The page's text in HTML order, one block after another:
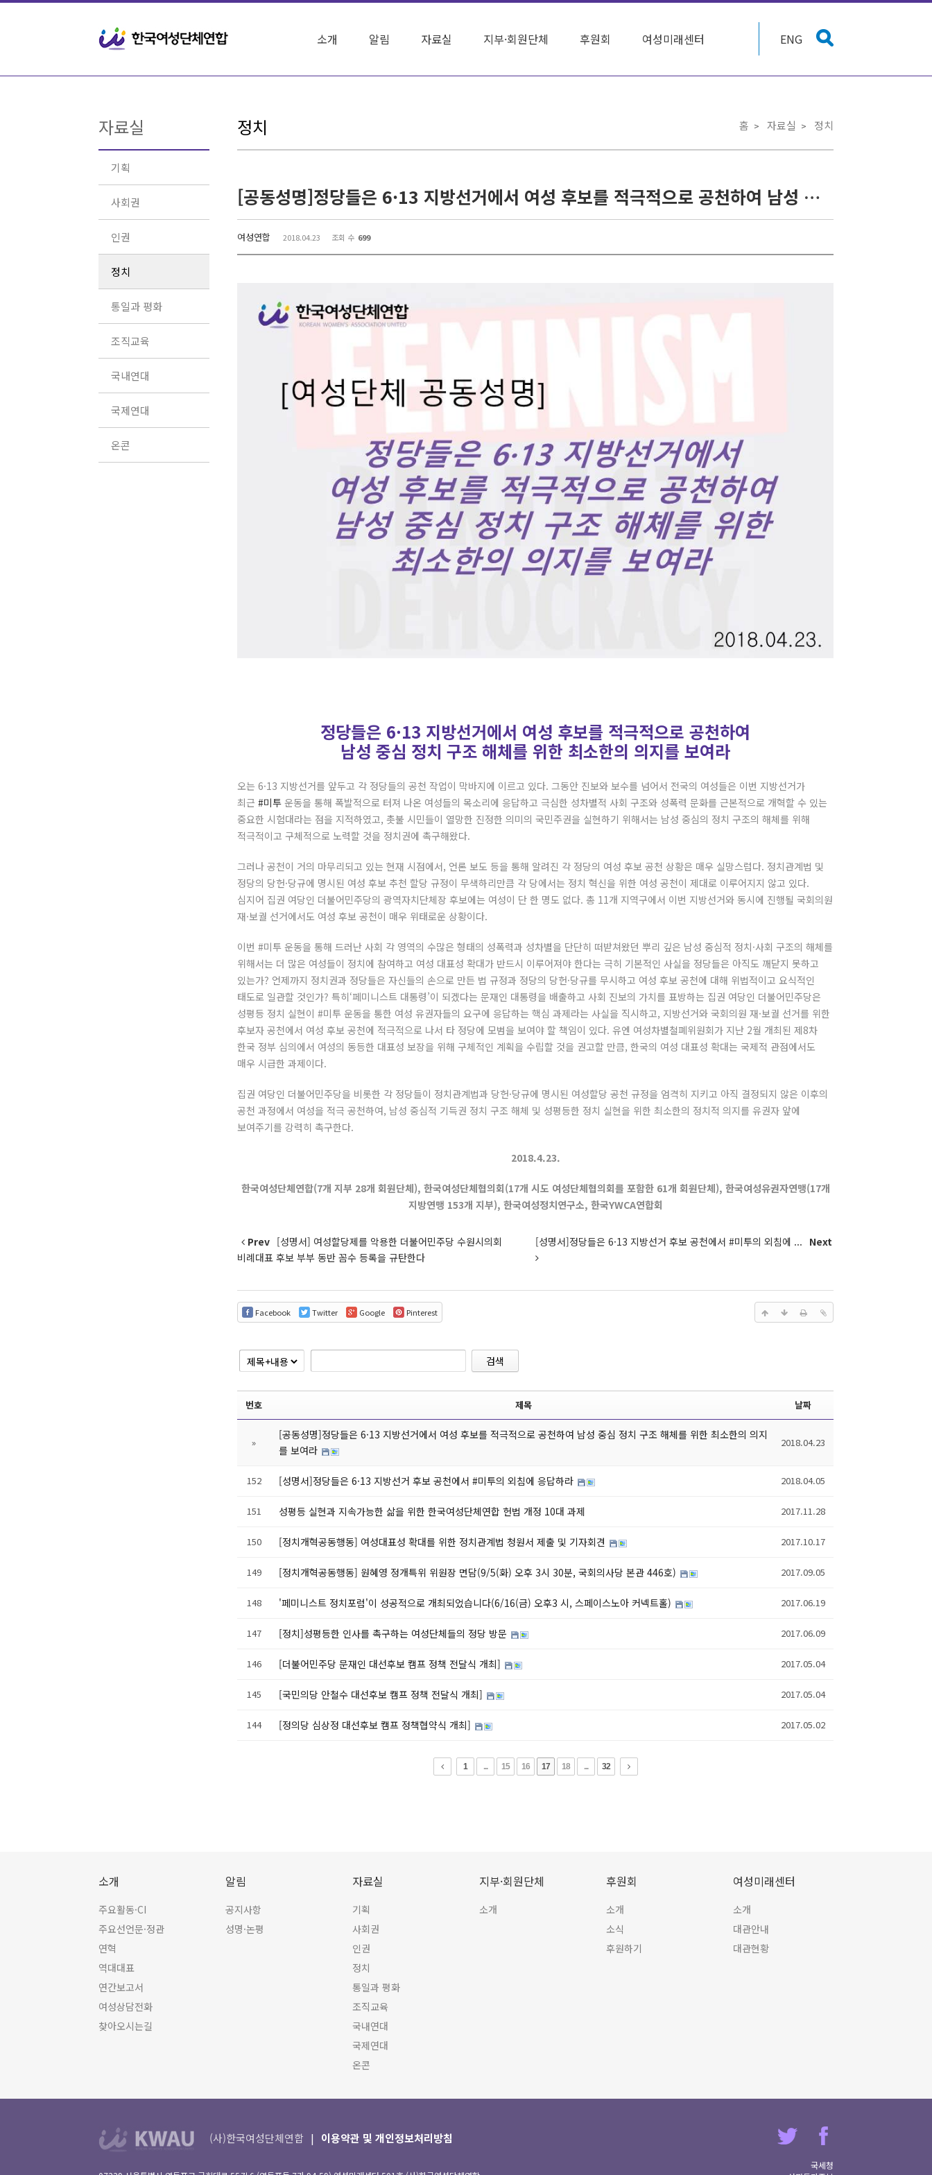
소개 알림 자료실 지부·회원단체 후원회 여성미래센터 ENG
자료실
기획
사회권
인권
정치
통일과 평화
조직교육
국내연대
국제연대
온콘
정치 홈 자료실 정치
[공동성명]정당들은 6·13 지방선거에서 여성 후보를 적극적으로 공천하여 남성 중심 정치 구조 해체를 위한 최소한의 의지를 보여라
여성연합 2018.04.23 조회 수 699
정당들은 6·13 지방선거에서 여성 후보를 적극적으로 공천하여
남성 중심 정치 구조 해체를 위한 최소한의 의지를 보여라
오는 6·13 지방선거를 앞두고 각 정당들의 공천 작업이 막바지에 이르고 있다. 그동안 진보와 보수를 넘어서 전국의 여성들은 이번 지방선거가
최근 #미투 운동을 통해 폭발적으로 터져 나온 여성들의 목소리에 응답하고 극심한 성차별적 사회 구조와 성폭력 문화를 근본적으로 개혁할 수 있는
중요한 시험대라는 점을 지적하였고, 촛불 시민들이 열망한 진정한 의미의 국민주권을 실현하기 위해서는 남성 중심의 정치 구조의 해체를 위해
적극적이고 구체적으로 노력할 것을 정치권에 촉구해왔다.
그러나 공천이 거의 마무리되고 있는 현재 시점에서, 언론 보도 등을 통해 알려진 각 정당의 여성 후보 공천 상황은 매우 실망스럽다. 정치관계법 및
정당의 당헌·당규에 명시된 여성 후보 추천 할당 규정이 무색하리만큼 각 당에서는 정치 혁신을 위한 여성 공천이 제대로 이루어지지 않고 있다.
심지어 집권 여당인 더불어민주당의 광역자치단체장 후보에는 여성이 단 한 명도 없다. 총 11개 지역구에서 이번 지방선거와 동시에 진행될 국회의원
재·보궐 선거에서도 여성 후보 공천이 매우 위태로운 상황이다.
이번 #미투 운동을 통해 드러난 사회 각 영역의 수많은 형태의 성폭력과 성차별을 단단히 떠받쳐왔던 뿌리 깊은 남성 중심적 정치·사회 구조의 해체를
위해서는 더 많은 여성들이 정치에 참여하고 여성 대표성 확대가 반드시 이루어져야 한다는 극히 기본적인 사실을 정당들은 아직도 깨닫지 못하고
있는가? 언제까지 정치권과 정당들은 자신들의 손으로 만든 법 규정과 정당의 당헌·당규를 무시하고 여성 후보 공천에 대해 위법적이고 요식적인
태도로 일관할 것인가? 특히‘페미니스트 대통령’이 되겠다는 문재인 대통령을 배출하고 사회 진보의 가치를 표방하는 집권 여당인 더불어민주당은
성평등 정치 실현이 #미투 운동을 통한 여성 유권자들의 요구에 응답하는 핵심 과제라는 사실을 직시하고, 지방선거와 국회의원 재·보궐 선거를 위한
후보자 공천에서 여성 후보 공천에 적극적으로 나서 타 정당에 모범을 보여야 할 책임이 있다. 유엔 여성차별철폐위원회가 지난 2월 개최된 제8차
한국 정부 심의에서 여성의 동등한 대표성 보장을 위해 구체적인 계획을 수립할 것을 권고할 만큼, 한국의 여성 대표성 확대는 국제적 관점에서도
매우 시급한 과제이다.
집권 여당인 더불어민주당을 비롯한 각 정당들이 정치관계법과 당헌·당규에 명시된 여성할당 공천 규정을 엄격히 지키고 아직 결정되지 않은 이후의
공천 과정에서 여성을 적극 공천하여, 남성 중심적 기득권 정치 구조 해체 및 성평등한 정치 실현을 위한 최소한의 정치적 의지를 유권자 앞에
보여주기를 강력히 촉구한다.
2018.4.23.
한국여성단체연합(7개 지부 28개 회원단체), 한국여성단체협의회(17개 시도 여성단체협의회를 포함한 61개 회원단체), 한국여성유권자연맹(17개
지방연맹 153개 지부), 한국여성정치연구소, 한국YWCA연합회
Prev [성명서] 여성할당제를 악용한 더불어민주당 수원시의회
비례대표 후보 부부 동반 꼼수 등록을 규탄한다
[성명서]정당들은 6·13 지방선거 후보 공천에서 #미투의 외침에 ... Next
Facebook Twitter Google Pinterest
검색
번호 제목 날짜
»
[공동성명]정당들은 6·13 지방선거에서 여성 후보를 적극적으로 공천하여 남성 중심 정치 구조 해체를 위한 최소한의 의지
를 보여라
2018.04.23
152 [성명서]정당들은 6·13 지방선거 후보 공천에서 #미투의 외침에 응답하라 2018.04.05
151 성평등 실현과 지속가능한 삶을 위한 한국여성단체연합 헌법 개정 10대 과제 2017.11.28
150 [정치개혁공동행동] 여성대표성 확대를 위한 정치관계법 청원서 제출 및 기자회견 2017.10.17
149 [정치개혁공동행동] 원혜영 정개특위 위원장 면담(9/5(화) 오후 3시 30분, 국회의사당 본관 446호) 2017.09.05
148 '페미니스트 정치포럼'이 성공적으로 개최되었습니다(6/16(금) 오후3 시, 스페이스노아 커넥트홀) 2017.06.19
147 [정치]성평등한 인사를 촉구하는 여성단체들의 정당 방문 2017.06.09
146 [더불어민주당 문재인 대선후보 캠프 정책 전달식 개최] 2017.05.04
145 [국민의당 안철수 대선후보 캠프 정책 전달식 개최] 2017.05.04
144 [정의당 심상정 대선후보 캠프 정책협약식 개최] 2017.05.02
1 ... 15 16 17 18 ... 32
소개
주요활동·CI
주요선언문·정관
연혁
역대대표
연간보고서
여성상담전화
찾아오시는길
알림
공지사항
성명·논평
자료실
기획
사회권
인권
정치
통일과 평화
조직교육
국내연대
국제연대
온콘
지부·회원단체
소개
후원회
소개
소식
후원하기
여성미래센터
소개
대관안내
대관현황
(사)한국여성단체연합 이용약관 및 개인정보처리방침
국세청